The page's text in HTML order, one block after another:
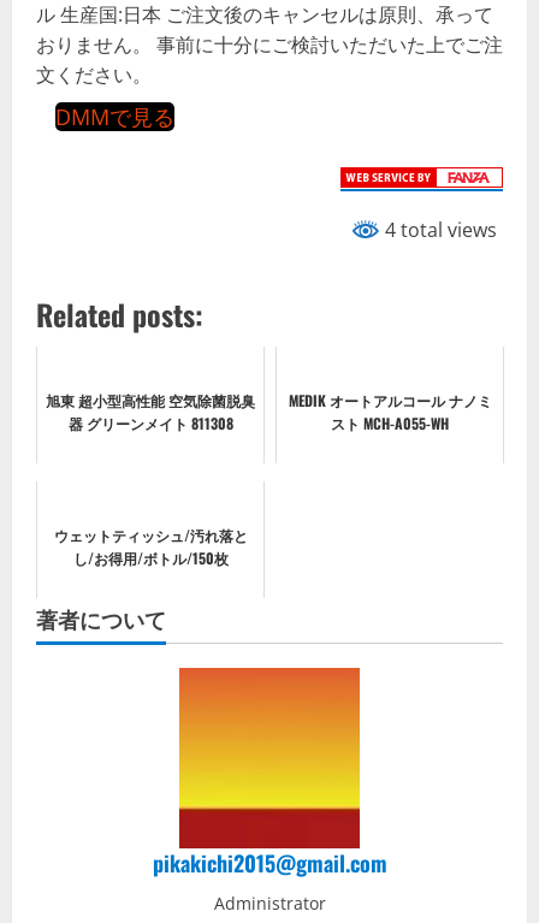
ル 生産国:日本 ご注文後のキャンセルは原則、承って
おりません。 事前に十分にご検討いただいた上でご注
文ください。
DMMで見る
4 total views
Related posts:
旭東 超小型高性能 空気除菌脱臭
器 グリーンメイト 811308
MEDIK オートアルコール ナノミ
スト MCH-A055-WH
ウェットティッシュ/汚れ落と
し/お得用/ボトル/150枚
著者について
pikakichi2015@gmail.com
Administrator